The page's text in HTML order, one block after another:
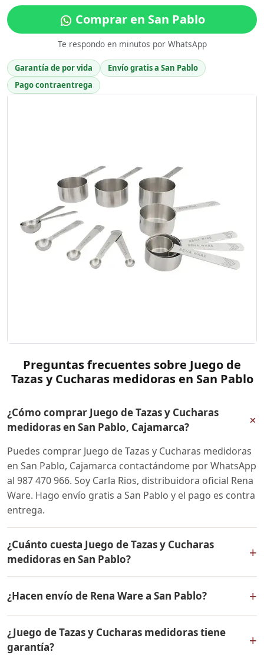
Comprar en San Pablo
Te respondo en minutos por WhatsApp
Garantía de por vida
Envío gratis a San Pablo
Pago contraentrega
Preguntas frecuentes sobre Juego de
Tazas y Cucharas medidoras en San Pablo
¿Cómo comprar Juego de Tazas y Cucharas
medidoras en San Pablo, Cajamarca?
+
Puedes comprar Juego de Tazas y Cucharas medidoras
en San Pablo, Cajamarca contactándome por WhatsApp
al 987 470 966. Soy Carla Rios, distribuidora oficial Rena
Ware. Hago envío gratis a San Pablo y el pago es contra
entrega.
¿Cuánto cuesta Juego de Tazas y Cucharas
medidoras en San Pablo?
+
mismo en todo el Perú. Contáctame por WhatsApp para
conocer el precio actual, promociones disponibles y
facilidades de pago en cuotas desde el 10% de inicial.
¿Hacen envío de Rena Ware a San Pablo? +
medidoras a San Pablo, Cajamarca y a todo el Perú. El
pago es contra entrega.
¿Juego de Tazas y Cucharas medidoras tiene
garantía?
+